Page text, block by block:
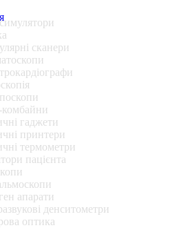
сканери
гаджети
принтери
термометри
пацієнта
апарати
денситометри
оптика